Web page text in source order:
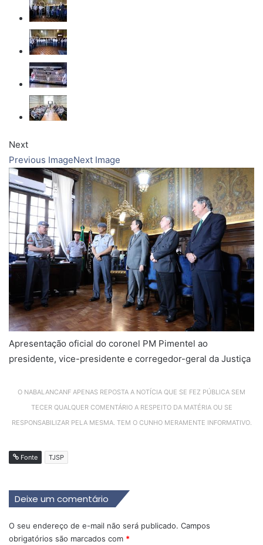
Next
Previous ImageNext Image
Apresentação oficial do coronel PM Pimentel ao
presidente, vice-presidente e corregedor-geral da Justiça
O NABALANCANF APENAS REPOSTA A NOTÍCIA QUE SE FEZ PÚBLICA SEM
TECER QUALQUER COMENTÁRIO A RESPEITO DA MATÉRIA OU SE
RESPONSABILIZAR PELA MESMA. TEM O CUNHO MERAMENTE INFORMATIVO.
Fonte TJSP
Deixe um comentário
O seu endereço de e-mail não será publicado. Campos
obrigatórios são marcados com *